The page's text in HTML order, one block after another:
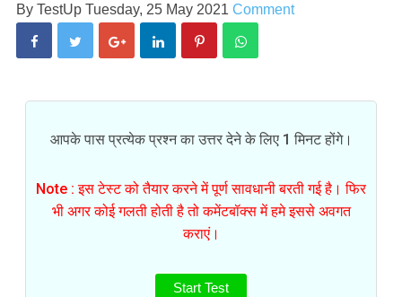
By TestUp Tuesday, 25 May 2021 Comment
आपके पास प्रत्येक प्रश्न का उत्तर देने के लिए 1 मिनट होंगे।
Note : इस टेस्ट को तैयार करने में पूर्ण सावधानी बरती गई है। फिर
भी अगर कोई गलती होती है तो कमेंटबॉक्स में हमे इससे अवगत
कराएं।
Start Test